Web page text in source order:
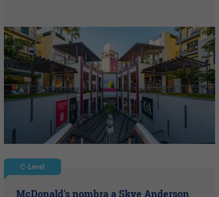
C-Level
McDonald's nombra a Skye Anderson